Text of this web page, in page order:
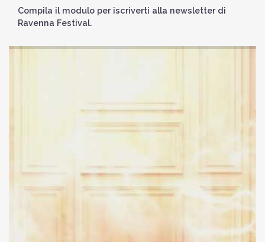
Compila il modulo per iscriverti alla newsletter di
Ravenna Festival.